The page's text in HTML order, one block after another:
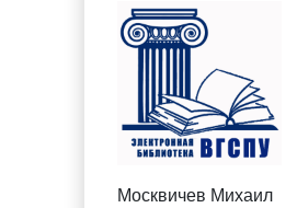
Москвичев Михаил